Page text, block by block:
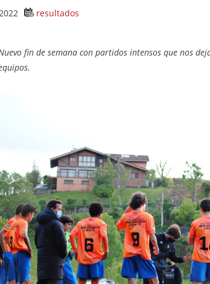
resultados
fin de semana con partidos intensos que nos